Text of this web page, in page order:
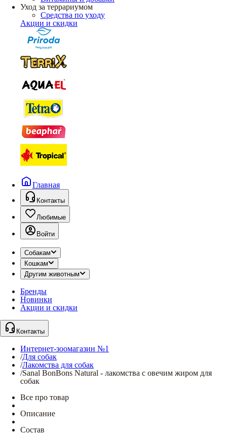
Уход за террариумом
Средства по уходу
Акции и скидки
Главная
Контакты
Любимые
Войти
Собакам
Кошкам
Другим животным
Бренды
Новинки
Акции и скидки
Контакты
Интернет-зоомагазин №1
/Для собак
/Лакомства для собак
/Sanal BonBons Natural - лакомства с овечим жиром для
собак
Все про товар
Описание
Состав